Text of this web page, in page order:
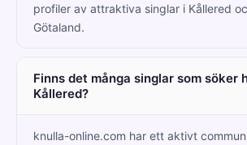
profiler av attraktiva singlar i Kållered
Götaland.
Finns det många singlar som söker
Kållered?
knulla-online.com har ett aktivt